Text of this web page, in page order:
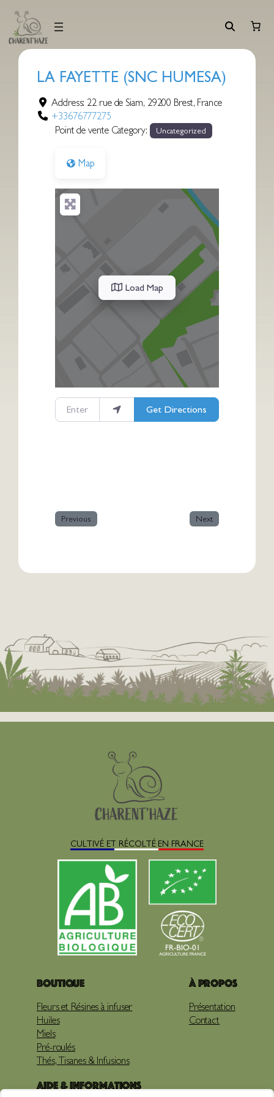
contenu
LA FAYETTE (SNC HUMESA)
Address: 22 rue de Siam, 29200 Brest, France
+33676777275
Point de vente Category:
Uncategorized
Map
Load Map
Enter your location
Get Directions
Previous Next
CULTIVÉ ET RÉCOLTÉ EN FRANCE
Boutique
Fleurs et Résines à infuser
Huiles
Miels
Pré-roulés
Thés, Tisanes & Infusions
À propos
Présentation
Contact
Aide & Informations